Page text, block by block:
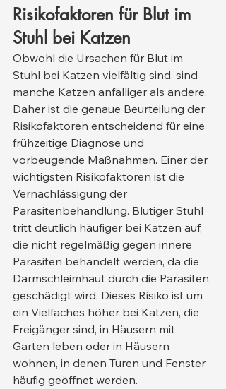
Risikofaktoren für Blut im
Stuhl bei Katzen
Obwohl die Ursachen für Blut im
Stuhl bei Katzen vielfältig sind, sind
manche Katzen anfälliger als andere.
Daher ist die genaue Beurteilung der
Risikofaktoren entscheidend für eine
frühzeitige Diagnose und
vorbeugende Maßnahmen. Einer der
wichtigsten Risikofaktoren ist die
Vernachlässigung der
Parasitenbehandlung. Blutiger Stuhl
tritt deutlich häufiger bei Katzen auf,
die nicht regelmäßig gegen innere
Parasiten behandelt werden, da die
Darmschleimhaut durch die Parasiten
geschädigt wird. Dieses Risiko ist um
ein Vielfaches höher bei Katzen, die
Freigänger sind, in Häusern mit
Garten leben oder in Häusern
wohnen, in denen Türen und Fenster
häufig geöffnet werden.